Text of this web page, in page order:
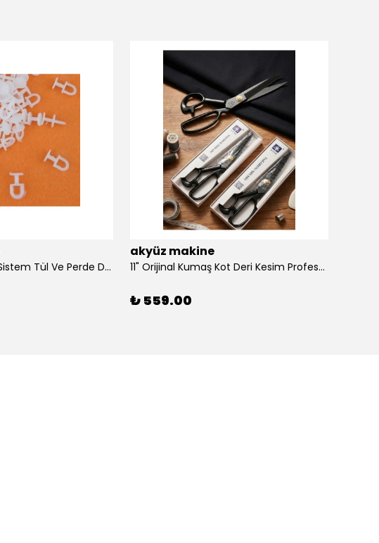
100 Adet Dikmeli Sistem Tül Ve Perde Düğmesi Korniş Halkası
akyüz makine
11" Orijinal Kumaş Kot Deri Kesim Profesyonel Terzi Makası, Dövme Alaşımlı Çelik Premium
₺ 559.00